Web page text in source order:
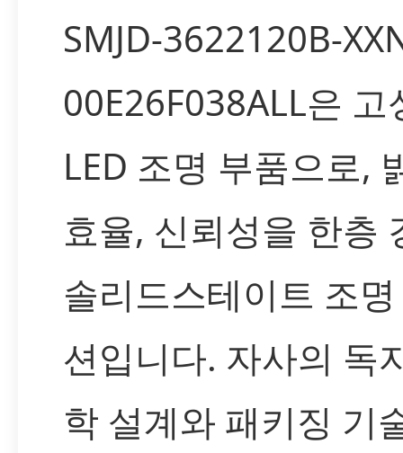
SMJD-3622120B-
00E26F038ALL은 고
LED 조명 부품으로,
효율, 신뢰성을 한층
솔리드스테이트 조
션입니다. 자사의 독
학 설계와 패키징 기